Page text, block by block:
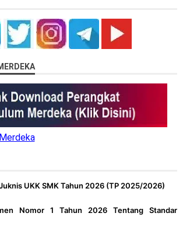
UKK SMK Tahun 2026 (TP 2025/2026)
Nomor 1 Tahun 2026 Tentang Standar